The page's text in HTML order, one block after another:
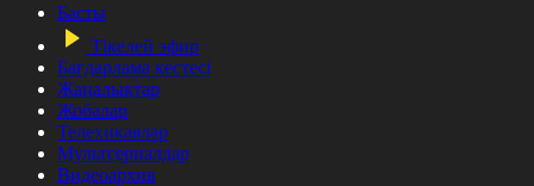
Басты
Тікелей эфир
Бағдарлама кестесі
Жаңалықтар
Жобалар
Телехикаялар
Мультсериалдар
Видеоархив